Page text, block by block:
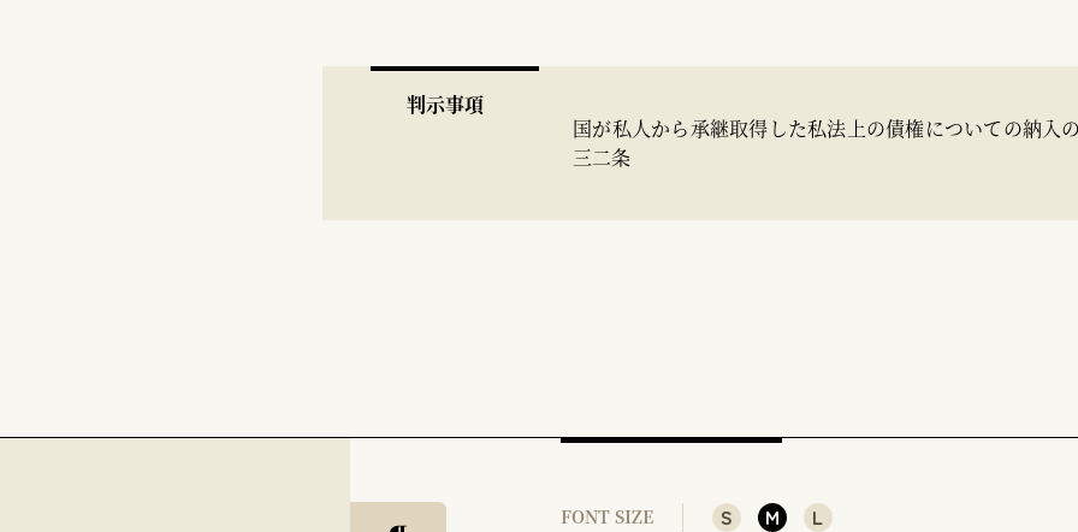
判示事項
国が私人から承継取得した私法上の債権についての納入
三二条
FONT SIZE S M L